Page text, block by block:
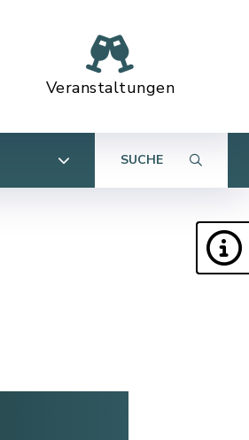
Veranstaltungen
SUCHE